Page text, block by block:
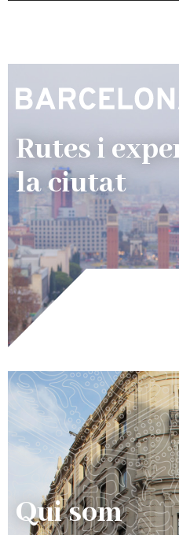
Rutes i
la ciutat
Qui som